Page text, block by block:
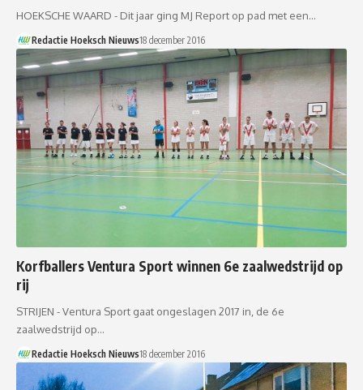
HOEKSCHE WAARD - Dit jaar ging MJ Report op pad met een…
Redactie Hoeksch Nieuws18 december 2016
Korfballers Ventura Sport winnen 6e zaalwedstrijd op
rij
STRIJEN - Ventura Sport gaat ongeslagen 2017 in, de 6e
zaalwedstrijd op…
Redactie Hoeksch Nieuws18 december 2016